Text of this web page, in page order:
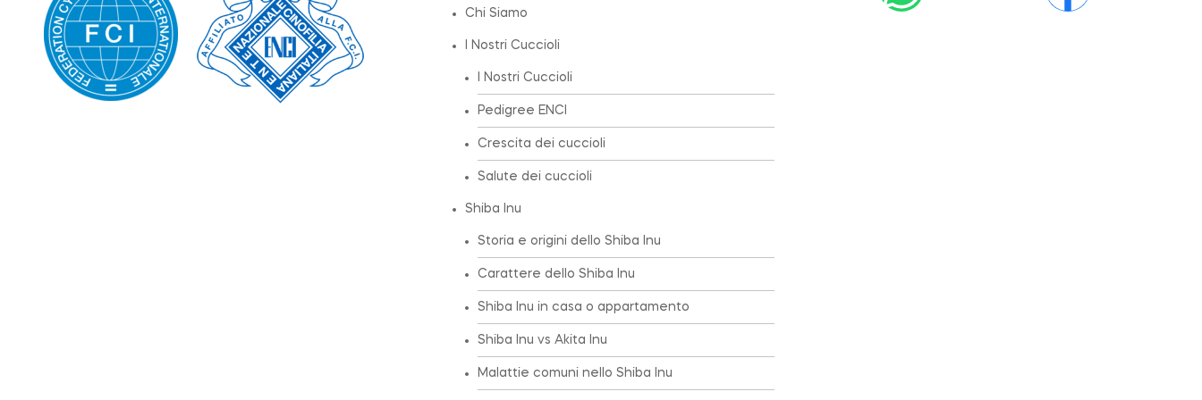
Chi Siamo
I Nostri Cuccioli
I Nostri Cuccioli
Pedigree ENCI
Crescita dei cuccioli
Salute dei cuccioli
Shiba Inu
Storia e origini dello Shiba Inu
Carattere dello Shiba Inu
Shiba Inu in casa o appartamento
Shiba Inu vs Akita Inu
Malattie comuni nello Shiba Inu